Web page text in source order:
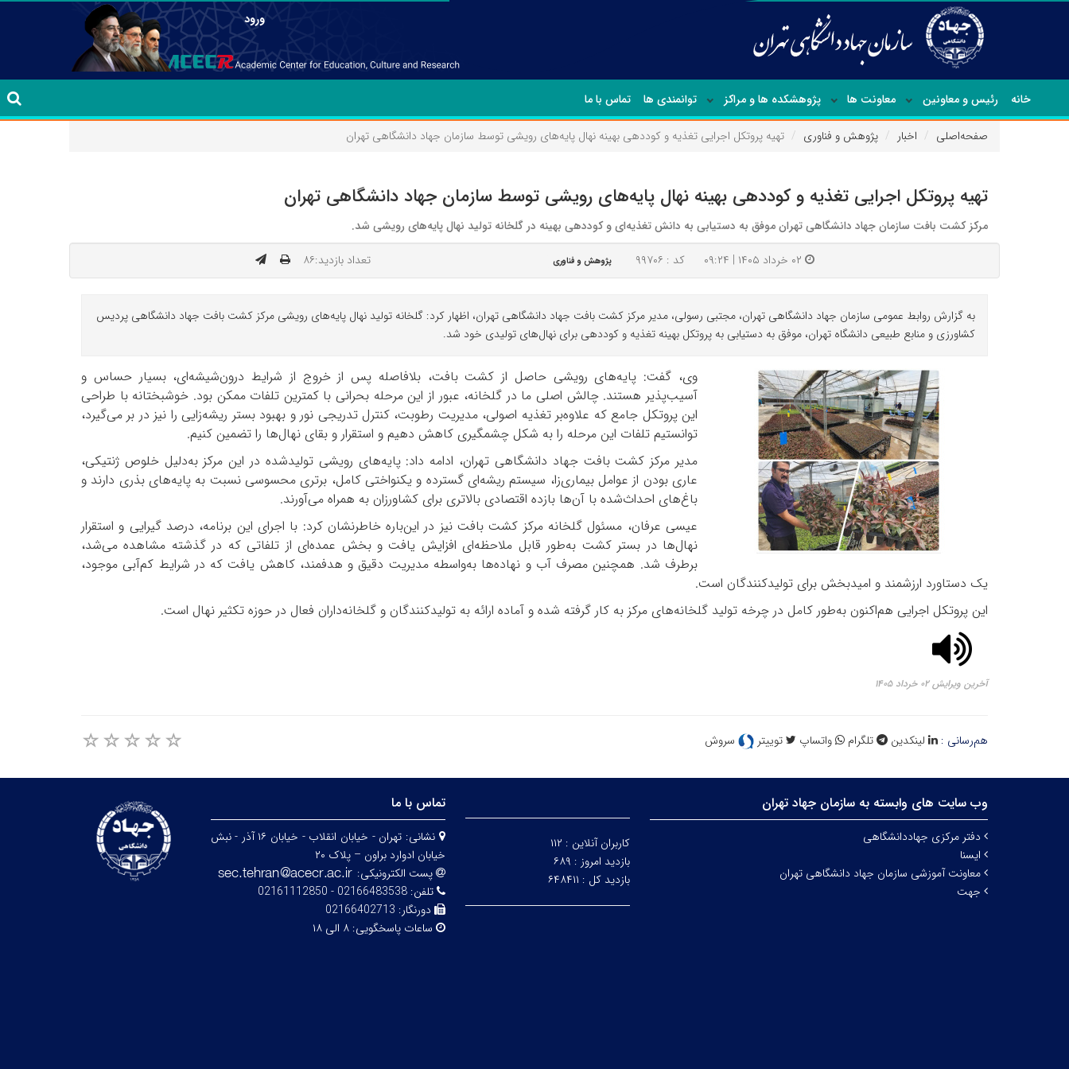
ورود
خانه رئیس و معاونین معاونت ها پژوهشکده ها و مراکز توانمندی ها تماس با ما
صفحه‌اصلی اخبار پژوهش و فناوری تهیه پروتکل اجرایی تغذیه و کوددهی بهینه نهال پایه‌های رویشی توسط سازمان جهاد دانشگاهی تهران
تهیه پروتکل اجرایی تغذیه و کوددهی بهینه نهال پایه‌های رویشی توسط سازمان جهاد دانشگاهی تهران
مرکز کشت بافت سازمان جهاد دانشگاهی تهران موفق به دستیابی به دانش تغذیه‌ای و کوددهی بهینه در گلخانه تولید نهال پایه‌های رویشی شد.
کد : ۹۹۷۰۶ پژوهش و فناوری تعداد بازدید:۸۶
به گزارش روابط عمومی سازمان جهاد دانشگاهی تهران، مجتبی رسولی، مدیر مرکز کشت بافت جهاد دانشگاهی تهران، اظهار کرد: گلخانه تولید نهال پایه‌های رویشی مرکز کشت بافت جهاد دانشگاهی پردیس
کشاورزی و منابع طبیعی دانشگاه تهران، موفق به دستیابی به پروتکل بهینه تغذیه و کوددهی برای نهال‌های تولیدی خود شد.
وی، گفت: پایه‌های رویشی حاصل از کشت بافت، بلافاصله پس از خروج از شرایط درون‌شیشه‌ای، بسیار حساس و
آسیب‌پذیر هستند. چالش اصلی ما در گلخانه، عبور از این مرحله بحرانی با کمترین تلفات ممکن بود. خوشبختانه با طراحی
این پروتکل جامع که علاوه‌بر تغذیه اصولی، مدیریت رطوبت، کنترل تدریجی نور و بهبود بستر ریشه‌زایی را نیز در بر می‌گیرد،
توانستیم تلفات این مرحله را به شکل چشمگیری کاهش دهیم و استقرار و بقای نهال‌ها را تضمین کنیم.
مدیر مرکز کشت بافت جهاد دانشگاهی تهران، ادامه داد: پایه‌های رویشی تولیدشده در این مرکز به‌دلیل خلوص ژنتیکی،
عاری بودن از عوامل بیماری‌زا، سیستم ریشه‌ای گسترده و یکنواختی کامل، برتری محسوسی نسبت به پایه‌های بذری دارند و
باغ‌های احداث‌شده با آن‌ها بازده اقتصادی بالاتری برای کشاورزان به همراه می‌آورند.
عیسی عرفان، مسئول گلخانه‌ مرکز کشت بافت نیز در این‌باره خاطرنشان کرد: با اجرای این برنامه، درصد گیرایی و استقرار
نهال‌ها در بستر کشت به‌طور قابل ملاحظه‌ای افزایش یافت و بخش عمده‌ای از تلفاتی که در گذشته مشاهده می‌شد،
برطرف شد. همچنین مصرف آب و نهاده‌ها به‌واسطه مدیریت دقیق و هدفمند، کاهش یافت که در شرایط کم‌آبی موجود،
یک دستاورد ارزشمند و امیدبخش برای تولیدکنندگان است.
این پروتکل اجرایی هم‌اکنون به‌طور کامل در چرخه تولید گلخانه‌های مرکز به کار گرفته شده و آماده ارائه به تولیدکنندگان و گلخانه‌داران فعال در حوزه تکثیر نهال است.
آخرین ویرایش ۰۲ خرداد ۱۴۰۵
هم‌رسانی : لینکدین تلگرام واتساپ توییتر سروش
وب سایت های وابسته به سازمان جهاد تهران
دفتر مرکزی جهاددانشگاهی
ایسنا
معاونت آموزشی سازمان جهاد دانشگاهی تهران
جهت
کاربران آنلاین : ۱۱۲
بازدید امروز : ۶۸۹
بازدید کل : ۶۴۸۴۱۱
تماس با ما
نشانی:
تهران - خیابان انقلاب - خیابان ۱۶ آذر - نبش
خیابان ادوارد براون – پلاک ۲۰
پست الکترونیکی:
تلفن:02166483538 - 02161112850
دورنگار: 02166402713
ساعات پاسخگویی:۸ الی ۱۸